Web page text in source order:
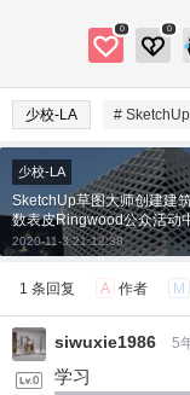
0 0
少校-LA #
20
微信
微信
少校-LA
SketchUp草图大师创建建
数表皮Ringwood公众活动
2020-11-3 21:12:38
1 条回复 A 作者 M
siwuxie1986 5
学习
您没有权
限。
忘记密码？ 找回